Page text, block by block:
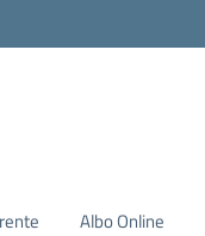
Albo Online